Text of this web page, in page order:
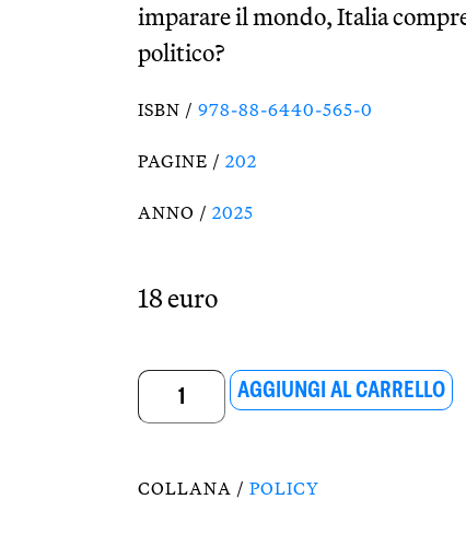
imparare il mondo, Italia
politico?
ISBN / 978-88-6440-565-0
PAGINE / 202
ANNO / 2025
18 euro
L'era
di
quantità
AGGIUNGI AL CARRELLO
COLLANA / POLICY